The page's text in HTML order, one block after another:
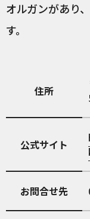
オルガンがあり
す。
住所
公式サイト
お問合せ先